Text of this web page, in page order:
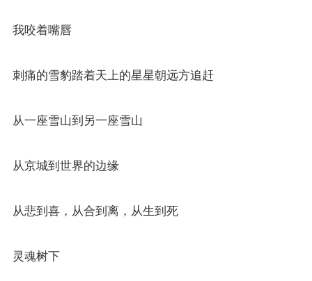
我咬着嘴唇
刺痛的雪豹踏着天上的星星朝远方追赶
从一座雪山到另一座雪山
从京城到世界的边缘
从悲到喜，从合到离，从生到死
灵魂树下